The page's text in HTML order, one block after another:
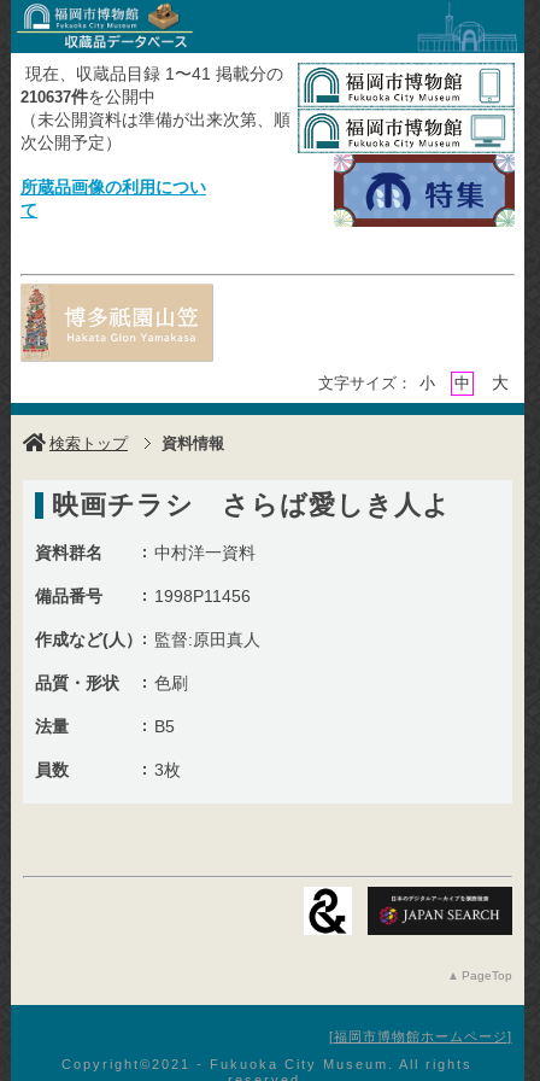
現在、収蔵品目録 1〜41 掲載分の
210637件を公開中
（未公開資料は準備が出来次第、順
次公開予定）
所蔵品画像の利用につい
て
文字サイズ： 小 中 大
検索トップ 資料情報
映画チラシ さらば愛しき人よ
資料群名 中村洋一資料
備品番号 1998P11456
作成など(人） 監督:原田真人
品質・形状 色刷
法量 B5
員数 3枚
PageTop
福岡市博物館ホームページ
Copyright©︎2021 - Fukuoka City Museum. All rights